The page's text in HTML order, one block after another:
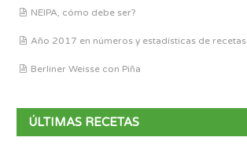
NEIPA, cómo debe ser?
Año 2017 en números y estadísticas de recetas
Berliner Weisse con Piña
ÚLTIMAS RECETAS